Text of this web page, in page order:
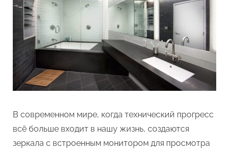
В современном мире, когда технический прогресс
всё больше входит в нашу жизнь, создаются
зеркала с встроенным монитором для просмотра